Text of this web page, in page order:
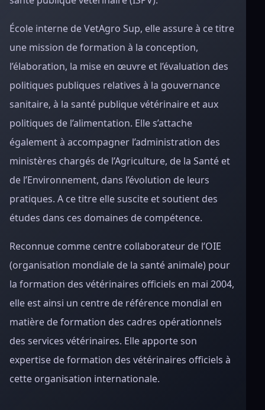
École interne de VetAgro Sup, elle assure à ce titre
une mission de formation à la conception,
l’élaboration, la mise en œuvre et l’évaluation des
politiques publiques relatives à la gouvernance
sanitaire, à la santé publique vétérinaire et aux
politiques de l’alimentation. Elle s’attache
également à accompagner l’administration des
ministères chargés de l’Agriculture, de la Santé et
de l’Environnement, dans l’évolution de leurs
pratiques. A ce titre elle suscite et soutient des
études dans ces domaines de compétence.
Reconnue comme centre collaborateur de l’OIE
(organisation mondiale de la santé animale) pour
la formation des vétérinaires officiels en mai 2004,
elle est ainsi un centre de référence mondial en
matière de formation des cadres opérationnels
des services vétérinaires. Elle apporte son
expertise de formation des vétérinaires officiels à
cette organisation internationale.